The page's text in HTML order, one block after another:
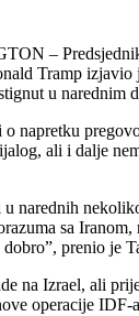
–
Tramp izjavio
u narednim
napretku
ali i dalje
narednih
sa Iranom,
prenio je
na Izrael, ali
operacije IDF-